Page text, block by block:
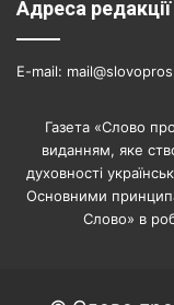
Адреса редакції
E-mail:
Газета «Слово
виданням, яке
духовності
Основними
Слово» в